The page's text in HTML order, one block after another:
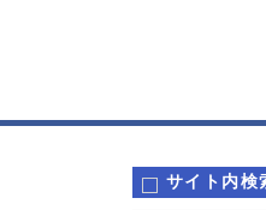
サイト内検